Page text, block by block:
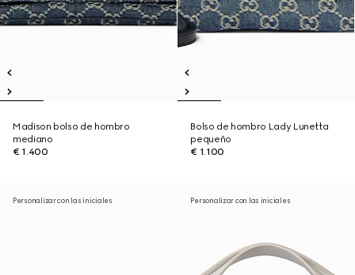
Madison bolso de hombro
mediano
€ 1.400
Bolso de hombro Lady Lunetta
pequeño
€ 1.100
Personalizar con las iniciales Personalizar con las iniciales